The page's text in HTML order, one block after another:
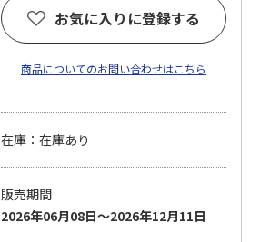
お気に入りに登録する
商品についてのお問い合わせはこちら
在庫：在庫あり
販売期間
2026年06月08日～2026年12月11日